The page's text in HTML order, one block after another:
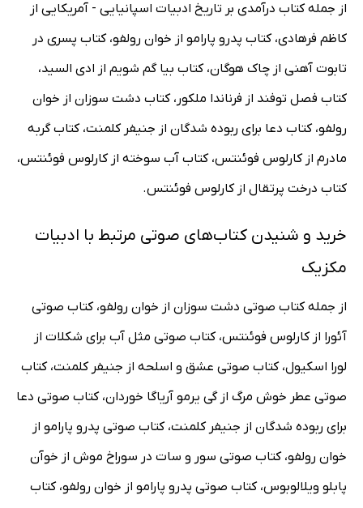
از جمله کتاب درآمدی بر تاریخ ادبیات اسپانیایی - آمریکایی از
کاظم فرهادی، کتاب پدرو پارامو از خوان رولفو، کتاب پسری در
تابوت آهنی از چاک هوگان، کتاب بیا گم شویم از ادی السید،
کتاب فصل توفند از فرناندا ملکور، کتاب دشت سوزان از خوان
رولفو، کتاب دعا برای ربوده شدگان از جنیفر کلمنت، کتاب گربه
مادرم از کارلوس فوئنتس، کتاب آب سوخته از کارلوس فوئنتس،
کتاب درخت پرتقال از کارلوس فوئنتس.
خرید و شنیدن کتاب‌های صوتی مرتبط با ادبیات
مکزیک
از جمله کتاب صوتی دشت سوزان از خوان رولفو، کتاب صوتی
آئورا از کارلوس فوئنتس، کتاب صوتی مثل آب برای شکلات از
لورا اسکیول، کتاب صوتی عشق و اسلحه از جنیفر کلمنت، کتاب
صوتی عطر خوش مرگ از گی یرمو آریاگا خوردان، کتاب صوتی دعا
برای ربوده شدگان از جنیفر کلمنت، کتاب صوتی پدرو پارامو از
خوان رولفو، کتاب صوتی سور و سات در سوراخ موش از خوآن
پابلو ویلالوبوس، کتاب صوتی پدرو پارامو از خوان رولفو، کتاب